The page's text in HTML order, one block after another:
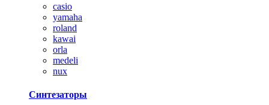
casio
yamaha
roland
kawai
orla
medeli
nux
Синтезаторы